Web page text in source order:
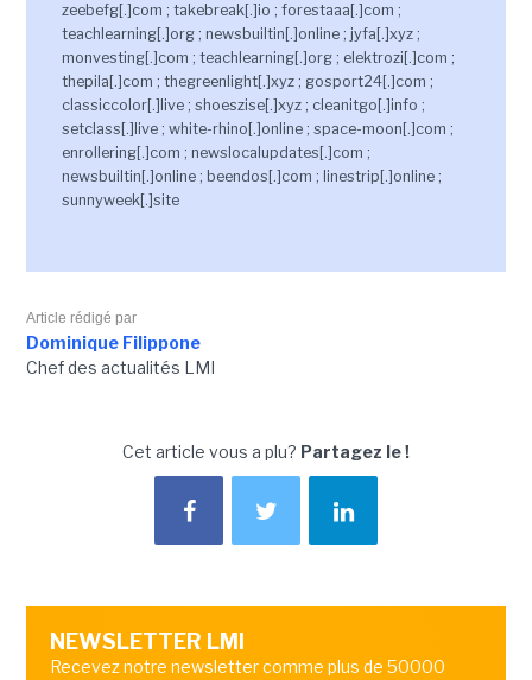
zeebefg[.]com ; takebreak[.]io ; forestaaa[.]com ;
teachlearning[.]org ; newsbuiltin[.]online ; jyfa[.]xyz ;
monvesting[.]com ; teachlearning[.]org ; elektrozi[.]com ;
thepila[.]com ; thegreenlight[.]xyz ; gosport24[.]com ;
classiccolor[.]live ; shoeszise[.]xyz ; cleanitgo[.]info ;
setclass[.]live ; white-rhino[.]online ; space-moon[.]com ;
enrollering[.]com ; newslocalupdates[.]com ;
newsbuiltin[.]online ; beendos[.]com ; linestrip[.]online ;
sunnyweek[.]site
Article rédigé par
Dominique Filippone
Chef des actualités LMI
Cet article vous a plu? Partagez le !
NEWSLETTER LMI
Recevez notre newsletter comme plus de 50000